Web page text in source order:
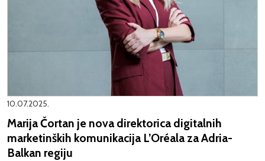
10.07.2025.
Marija Čortan je nova direktorica digitalnih
marketinških komunikacija L’Oréala za Adria-
Balkan regiju